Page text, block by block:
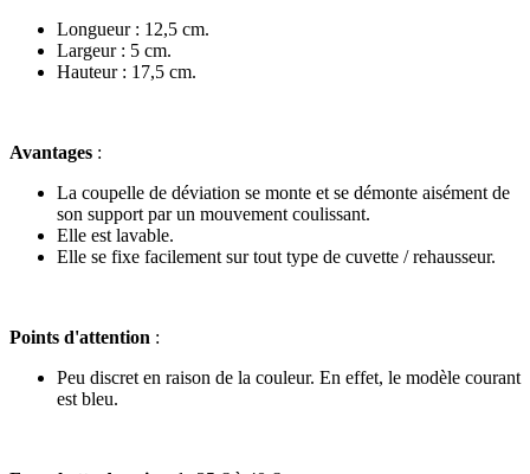
Longueur : 12,5 cm.
Largeur : 5 cm.
Hauteur : 17,5 cm.
Avantages :
La coupelle de déviation se monte et se démonte aisément de
son support par un mouvement coulissant.
Elle est lavable.
Elle se fixe facilement sur tout type de cuvette / rehausseur.
Points d'attention :
Peu discret en raison de la couleur. En effet, le modèle courant
est bleu.